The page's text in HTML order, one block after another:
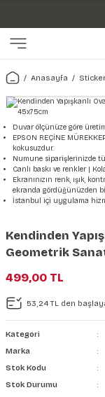
Duvar Kağıdı
Çiçek Duvar Kağıdı
Kağıdı
Taş Desenli Duvar Kağıdı
Duvar Kanvası
Kağıdı Stickeri
Seti
Anasayfa
Duvar ölçünüze göre
EPSON REÇİNE
kokusuzdur.
Numune siparişlerinizde
Canlı baskı ve renkler |
Ekranınızın renk, ışık,
ekranda gördüğünüzden
İstanbul içi uygulama
Kendinden
Geometrik
499,00 TL
53,24 TL den
Kategori
Marka
Stok Kodu
Stok Durumu